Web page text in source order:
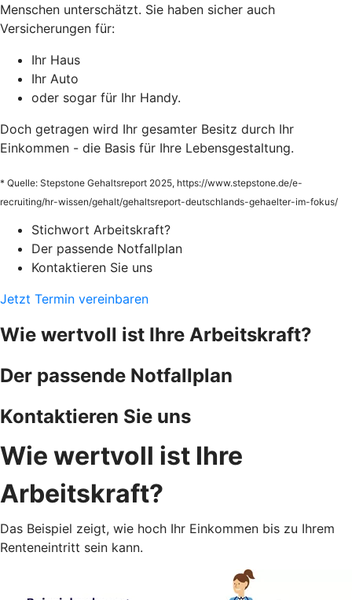
Menschen unterschätzt. Sie haben sicher auch
Versicherungen für:
Ihr Haus
Ihr Auto
oder sogar für Ihr Handy.
Doch getragen wird Ihr gesamter Besitz durch Ihr
Einkommen - die Basis für Ihre Lebensgestaltung.
* Quelle: Stepstone Gehaltsreport 2025, https://www.stepstone.de/e-
recruiting/hr-wissen/gehalt/gehaltsreport-deutschlands-gehaelter-im-fokus/
Stichwort Arbeitskraft?
Der passende Notfallplan
Kontaktieren Sie uns
Jetzt Termin vereinbaren
Wie wertvoll ist Ihre Arbeitskraft?
Der passende Notfallplan
Kontaktieren Sie uns
Wie wertvoll ist Ihre
Arbeitskraft?
Das Beispiel zeigt, wie hoch Ihr Einkommen bis zu Ihrem
Renteneintritt sein kann.